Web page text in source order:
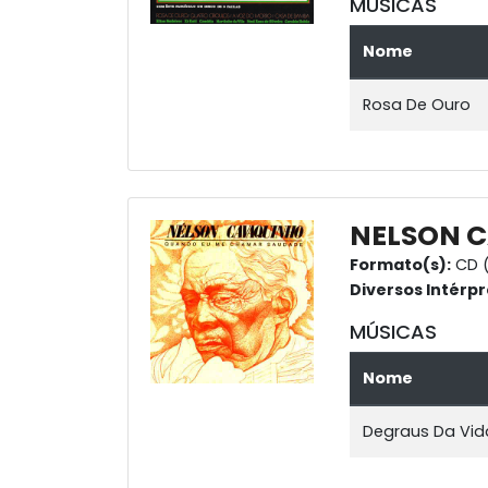
Nome
Rosa De Ouro
NELSON
Formato(s): CD
Diversos
MÚSICAS
Nome
Degraus Da